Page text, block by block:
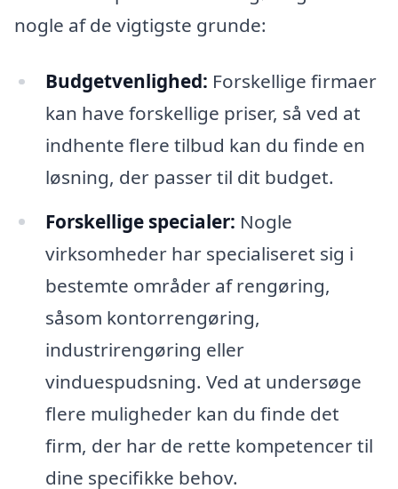
nogle af de vigtigste grunde:
Budgetvenlighed: Forskellige firmaer
kan have forskellige priser, så ved at
indhente flere tilbud kan du finde en
løsning, der passer til dit budget.
Forskellige specialer: Nogle
virksomheder har specialiseret sig i
bestemte områder af rengøring,
såsom kontorrengøring,
industrirengøring eller
vinduespudsning. Ved at undersøge
flere muligheder kan du finde det
firm, der har de rette kompetencer til
dine specifikke behov.